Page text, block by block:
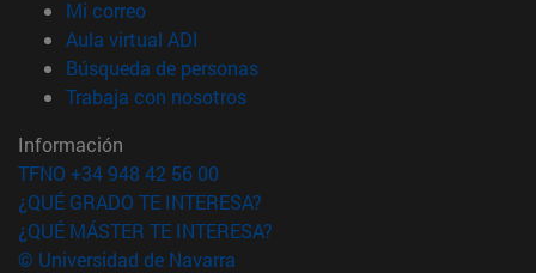
Mi correo(abre en nueva ventana)
Aula virtual ADI
Búsqueda de personas(abre en nueva ventana)
Trabaja con nosotros(abre en nueva ventana)
Información
TFNO +34 948 42 56 00
¿QUÉ GRADO TE INTERESA?
¿QUÉ MÁSTER TE INTERESA?
© Universidad de Navarra